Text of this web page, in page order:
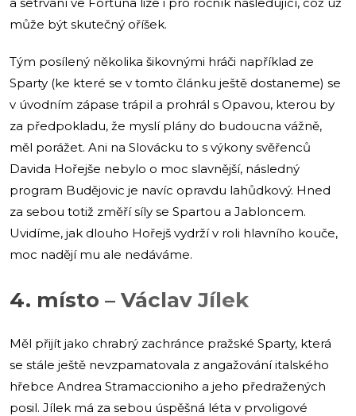
může být skutečný oříšek.
Tým posílený několika šikovnými hráči například ze
Sparty (ke které se v tomto článku ještě dostaneme) se
v úvodním zápase trápil a prohrál s Opavou, kterou by
za předpokladu, že myslí plány do budoucna vážně,
měl porážet. Ani na Slovácku to s výkony svěřenců
Davida Hořejše nebylo o moc slavnější, následný
program Budějovic je navíc opravdu lahůdkový. Hned
za sebou totiž změří síly se Spartou a Jabloncem.
Uvidíme, jak dlouho Hořejš vydrží v roli hlavního kouče,
moc nadějí mu ale nedáváme.
4. místo – Václav Jílek
Měl přijít jako chrabrý zachránce pražské Sparty, která
se stále ještě nevzpamatovala z angažování italského
hřebce Andrea Stramaccioniho a jeho předražených
posil. Jílek má za sebou úspěšná léta v prvoligové